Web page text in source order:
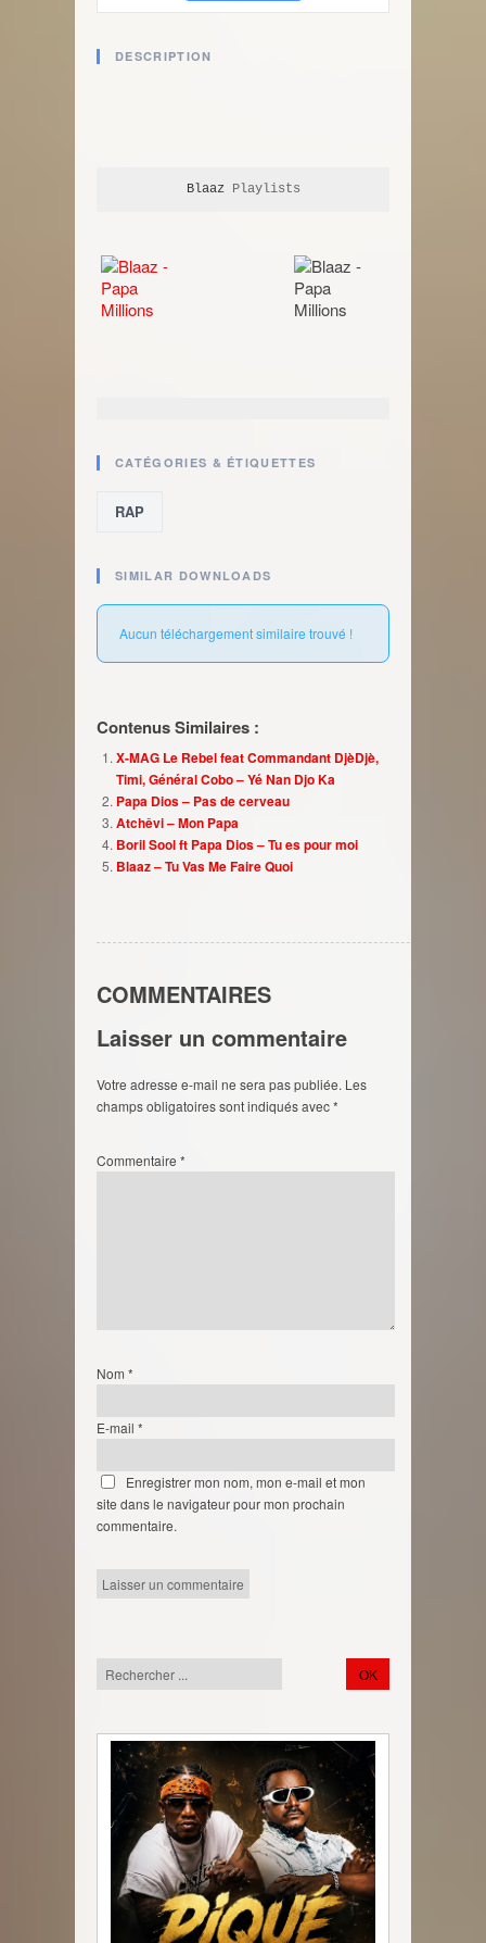
DESCRIPTION
Blaaz Playlists
CATÉGORIES & ÉTIQUETTES
RAP
SIMILAR DOWNLOADS
Aucun téléchargement similaire trouvé !
Contenus Similaires :
X-MAG Le Rebel feat Commandant DjèDjè,
Timi, Général Cobo – Yé Nan Djo Ka
Papa Dios – Pas de cerveau
Atchêvi – Mon Papa
Boril Sool ft Papa Dios – Tu es pour moi
Blaaz – Tu Vas Me Faire Quoi
COMMENTAIRES
Laisser un commentaire
Votre adresse e-mail ne sera pas publiée. Les
champs obligatoires sont indiqués avec*
Commentaire *
Nom *
E-mail *
Enregistrer mon nom, mon e-mail et mon
site dans le navigateur pour mon prochain
commentaire.